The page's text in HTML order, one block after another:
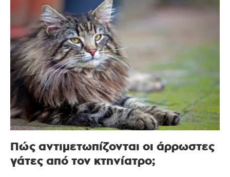
Πώς αντιμετωπίζονται οι άρρωστες
γάτες από τον κτηνίατρο;